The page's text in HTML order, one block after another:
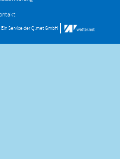
Ein Service derQ.met GmbH